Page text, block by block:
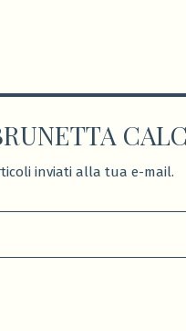
inviati alla tua e-mail.